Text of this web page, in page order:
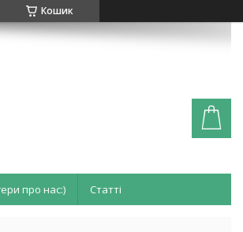
Кошик
про нас:) Статті